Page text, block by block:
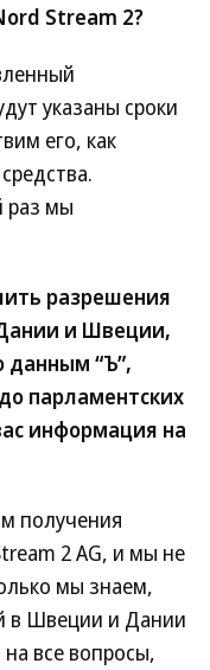
Stream 2?
указаны сроки
его, как
раз мы
разрешения
и Швеции,
данным “Ъ”,
парламентских
информация на
получения
2 AG, и мы не
мы знаем,
в Швеции и Дании
все вопросы,